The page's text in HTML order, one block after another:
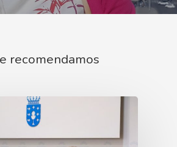
recomendamos